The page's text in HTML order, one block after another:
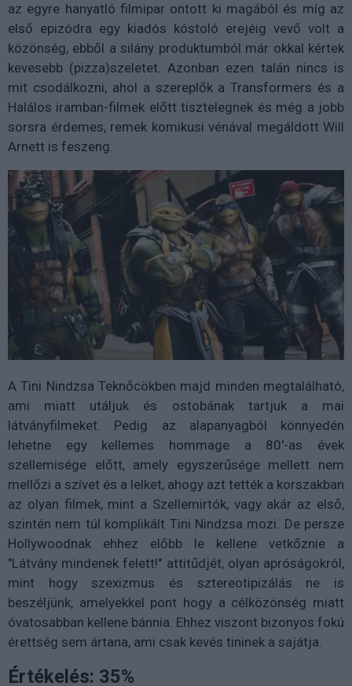
az egyre hanyatló filmipar ontott ki magából és míg az
első epizódra egy kiadós kóstoló erejéig vevő volt a
közönség, ebből a silány produktumból már okkal kértek
kevesebb (pizza)szeletet. Azonban ezen talán nincs is
mit csodálkozni, ahol a szereplők a Transformers és a
Halálos iramban-filmek előtt tisztelegnek és még a jobb
sorsra érdemes, remek komikusi vénával megáldott Will
Arnett is feszeng.
A Tini Nindzsa Teknőcökben majd minden megtalálható,
ami miatt utáljuk és ostobának tartjuk a mai
látványfilmeket. Pedig az alapanyagból könnyedén
lehetne egy kellemes hommage a 80'-as évek
szellemisége előtt, amely egyszerűsége mellett nem
mellőzi a szívet és a lelket, ahogy azt tették a korszakban
az olyan filmek, mint a Szellemirtók, vagy akár az első,
szintén nem túl komplikált Tini Nindzsa mozi. De persze
Hollywoodnak ehhez előbb le kellene vetkőznie a
"Látvány mindenek felett!" attitűdjét, olyan apróságokról,
mint hogy szexizmus és sztereotipizálás ne is
beszéljünk, amelyekkel pont hogy a célközönség miatt
óvatosabban kellene bánnia. Ehhez viszont bizonyos fokú
érettség sem ártana, ami csak kevés tininek a sajátja.
Értékelés: 35%